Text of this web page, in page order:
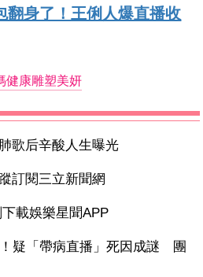
翻身了！王俐人爆直播收
健康雕塑美妍
歌后辛酸人生曝光
訂閱三立新聞網
載娛樂星聞APP
疑「帶病直播」死因成謎 團